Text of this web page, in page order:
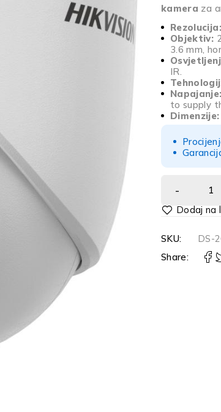
kamera za
Rezolucija:
Objektiv:
3.6 mm,
IR.
Napajanje:
to supply
Dimenzije:
Alternative:
SKU:
DS-
Share: